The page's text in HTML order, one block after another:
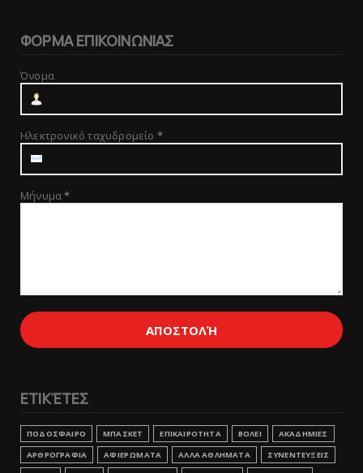
ΦΟΡΜΑ ΕΠΙΚΟΙΝΩΝΙΑΣ
Όνομα
Ηλεκτρονικό ταχυδρομείο *
Μήνυμα*
ΕΤΙΚΈΤΕΣ
ΠΟΔΟΣΦΑΙΡΟ ΜΠΑΣΚΕΤ ΕΠΙΚΑΙΡΟΤΗΤΑ ΒΟΛΕΙ
ΑΚΑΔΗΜΙΕΣ
ΑΡΘΡΟΓΡΑΦΙΑ
ΑΦΙΕΡΩΜΑΤΑ ΑΛΛΑ ΑΘΛΗΜΑΤΑ
ΣΥΝΕΝΤΕΥΞΕΙΣ